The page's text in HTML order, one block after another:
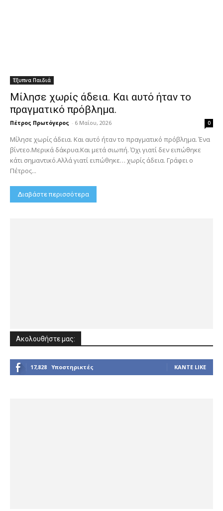
Έξυπνα Παιδιά
Μίλησε χωρίς άδεια. Και αυτό ήταν το
πραγματικό πρόβλημα.
Πέτρος Πρωτόγερος - 6 Μαΐου, 2026 0
Μίλησε χωρίς άδεια. Και αυτό ήταν το πραγματικό πρόβλημα. Ένα
βίντεο.Μερικά δάκρυα.Και μετά σιωπή. Όχι γιατί δεν ειπώθηκε
κάτι σημαντικό.Αλλά γιατί ειπώθηκε… χωρίς άδεια. Γράφει ο
Πέτρος...
Διαβάστε περισσότερα
Ακολουθήστε μας:
17,828 Υποστηρικτές ΚΆΝΤΕ LIKE